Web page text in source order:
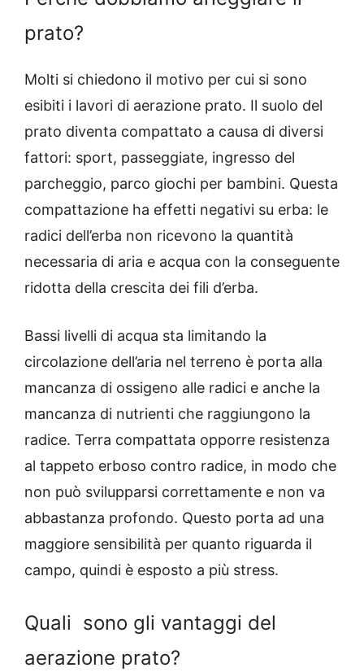
prato?
Molti si chiedono il motivo per cui si sono
esibiti i lavori di aerazione prato. Il suolo del
prato diventa compattato a causa di diversi
fattori: sport, passeggiate, ingresso del
parcheggio, parco giochi per bambini. Questa
compattazione ha effetti negativi su erba: le
radici dell’erba non ricevono la quantità
necessaria di aria e acqua con la conseguente
ridotta della crescita dei fili d’erba.
Bassi livelli di acqua sta limitando la
circolazione dell’aria nel terreno è porta alla
mancanza di ossigeno alle radici e anche la
mancanza di nutrienti che raggiungono la
radice. Terra compattata opporre resistenza
al tappeto erboso contro radice, in modo che
non può svilupparsi correttamente e non va
abbastanza profondo. Questo porta ad una
maggiore sensibilità per quanto riguarda il
campo, quindi è esposto a più stress.
Quali sono gli vantaggi del
aerazione prato?